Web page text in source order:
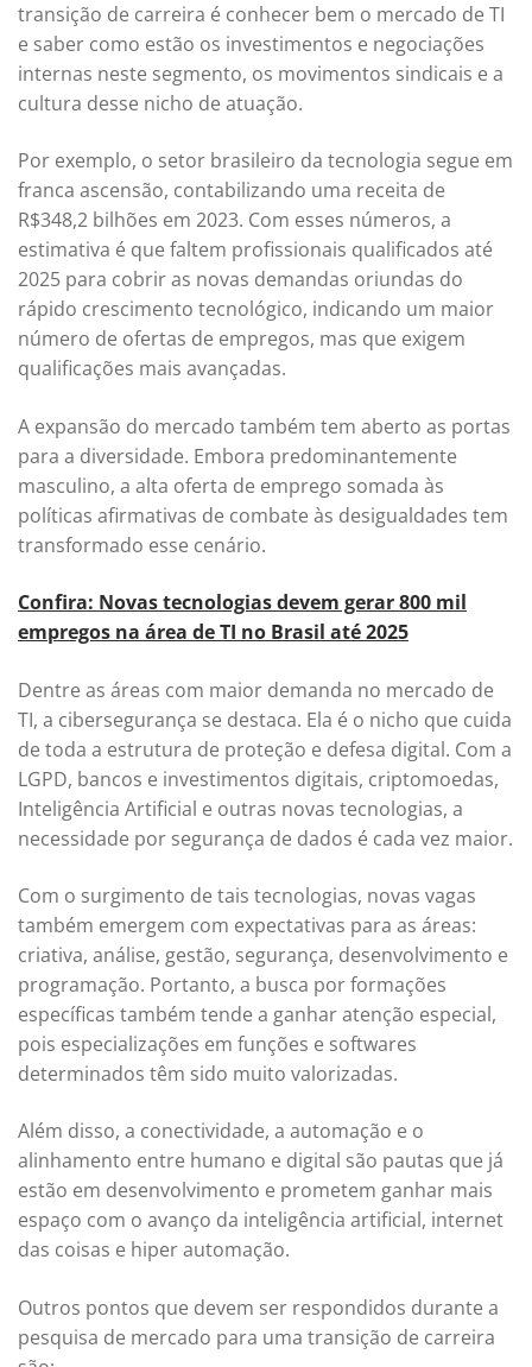
transição de carreira é conhecer bem o mercado de TI
e saber como estão os investimentos e negociações
internas neste segmento, os movimentos sindicais e a
cultura desse nicho de atuação.
Por exemplo, o setor brasileiro da tecnologia segue em
franca ascensão, contabilizando uma receita de
R$348,2 bilhões em 2023. Com esses números, a
estimativa é que faltem profissionais qualificados até
2025 para cobrir as novas demandas oriundas do
rápido crescimento tecnológico, indicando um maior
número de ofertas de empregos, mas que exigem
qualificações mais avançadas.
A expansão do mercado também tem aberto as portas
para a diversidade. Embora predominantemente
masculino, a alta oferta de emprego somada às
políticas afirmativas de combate às desigualdades tem
transformado esse cenário.
Confira: Novas tecnologias devem gerar 800 mil
empregos na área de TI no Brasil até 2025
Dentre as áreas com maior demanda no mercado de
TI, a cibersegurança se destaca. Ela é o nicho que cuida
de toda a estrutura de proteção e defesa digital. Com a
LGPD, bancos e investimentos digitais, criptomoedas,
Inteligência Artificial e outras novas tecnologias, a
necessidade por segurança de dados é cada vez maior.
Com o surgimento de tais tecnologias, novas vagas
também emergem com expectativas para as áreas:
criativa, análise, gestão, segurança, desenvolvimento e
programação. Portanto, a busca por formações
específicas também tende a ganhar atenção especial,
pois especializações em funções e softwares
determinados têm sido muito valorizadas.
Além disso, a conectividade, a automação e o
alinhamento entre humano e digital são pautas que já
estão em desenvolvimento e prometem ganhar mais
espaço com o avanço da inteligência artificial, internet
das coisas e hiper automação.
Outros pontos que devem ser respondidos durante a
pesquisa de mercado para uma transição de carreira